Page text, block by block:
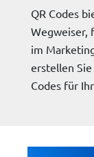
QR Codes
Wegweiser,
im
erstellen
Codes für